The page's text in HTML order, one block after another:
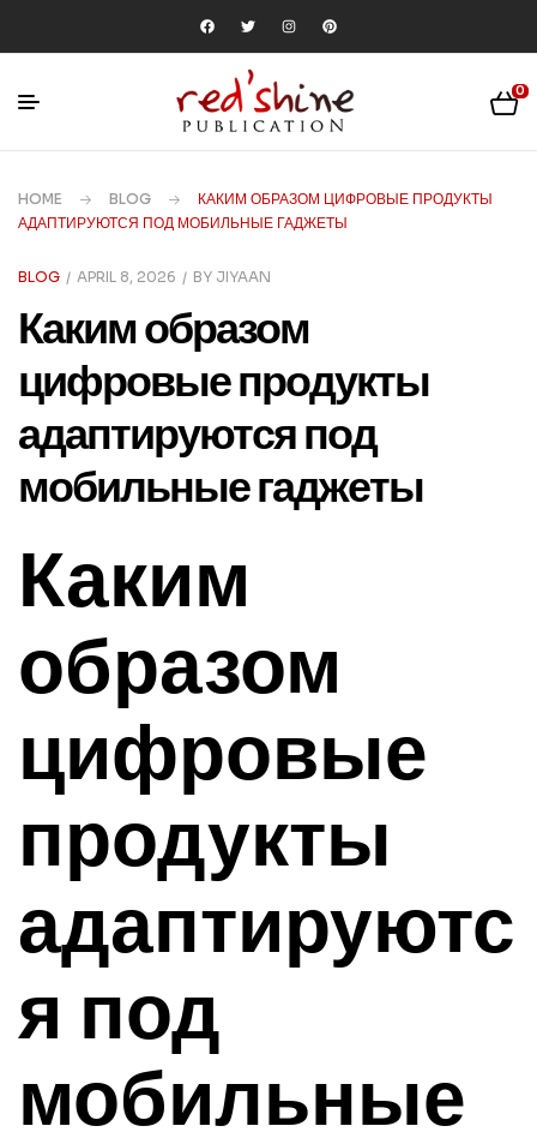
0
HOME BLOG
КАКИМ ОБРАЗОМ ЦИФРОВЫЕ ПРОДУКТЫ
АДАПТИРУЮТСЯ ПОД МОБИЛЬНЫЕ ГАДЖЕТЫ
BLOG APRIL 8, 2026 BY JIYAAN
Каким образом
цифровые продукты
адаптируются под
мобильные гаджеты
Каким
образом
цифровые
продукты
адаптируютс
я под
мобильные